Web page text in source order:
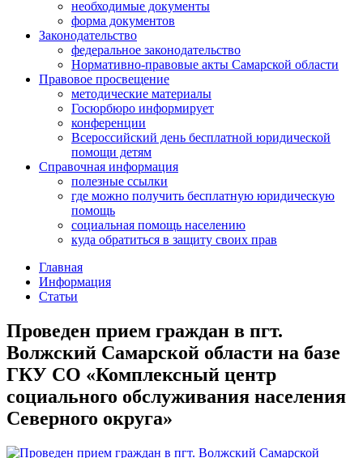
необходимые документы
форма документов
Законодательство
федеральное законодательство
Нормативно-правовые акты Самарской области
Правовое просвещение
методические материалы
Госюрбюро информирует
конференции
Всероссийский день бесплатной юридической
помощи детям
Справочная информация
полезные ссылки
где можно получить бесплатную юридическую
помощь
социальная помощь населению
куда обратиться в защиту своих прав
Главная
Информация
Статьи
Проведен прием граждан в пгт.
Волжский Самарской области на базе
ГКУ СО «Комплексный центр
социального обслуживания населения
Северного округа»